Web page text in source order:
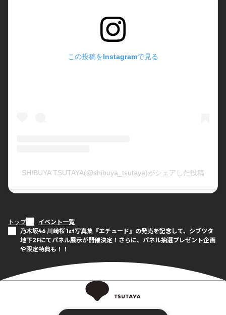
トップ
イベント一覧
乃木坂46 川﨑桜 1st写真集『エチュード』の発売を記念して、シブツタ
地下2Fにてパネル展示が開催決定！さらに、パネル抽選プレゼント企画
や限定特典も！！
この投稿をInstagramで見る
SHIBUYA TSUTAYA(@shibuya_tsutaya)がシェアした投稿